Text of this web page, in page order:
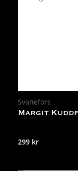
Svanefors
Margit
299 kr